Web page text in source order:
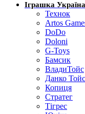
Іграшка Україна
Технок
Artos
DoDo
Doloni
G-Toys
Бамсик
ВладиТойс
Данко Тойс
Копиця
Стратег
Тігрес